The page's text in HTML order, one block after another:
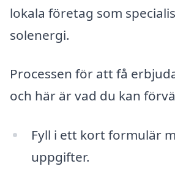
lokala företag som
solenergi.
Processen för att få
och här är vad du kan
Fyll i ett kort formulär
uppgifter.